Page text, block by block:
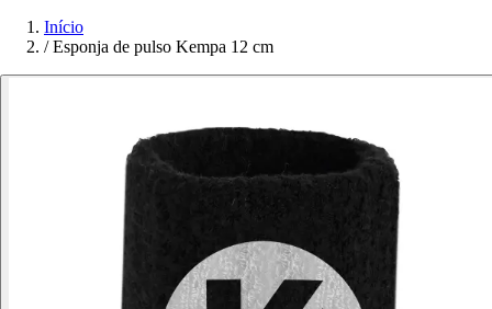
Início
/ Esponja de pulso Kempa 12 cm